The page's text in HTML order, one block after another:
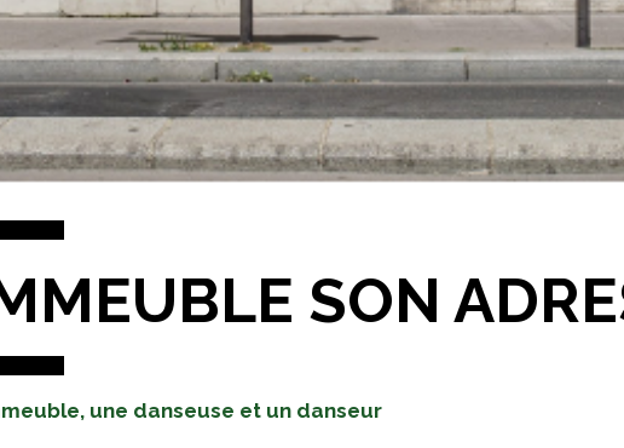
SON
une danseuse et un danseur